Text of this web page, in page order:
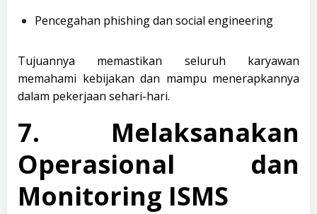
Pencegahan phishing dan social engineering
Tujuannya memastikan seluruh karyawan
memahami kebijakan dan mampu menerapkannya
dalam pekerjaan sehari-hari.
7. Melaksanakan
Operasional dan
Monitoring ISMS